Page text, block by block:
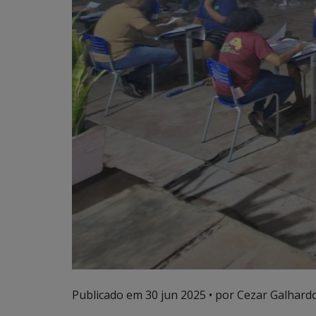
Publicado em 30 jun 2025 • por Cezar